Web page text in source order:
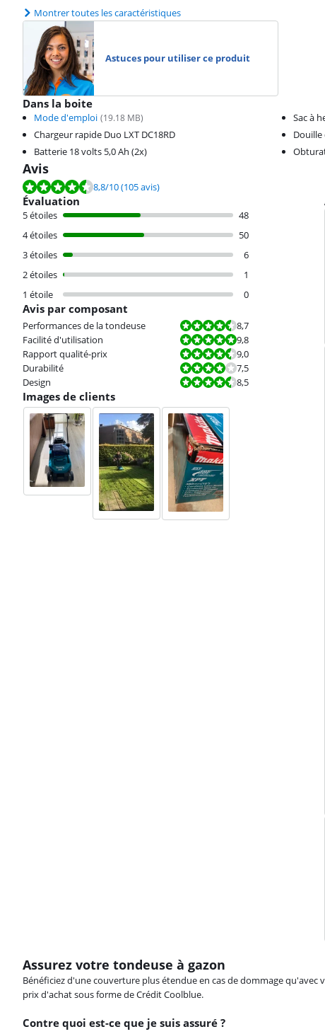
Montrer toutes les caractéristiques
Astuces pour utiliser ce produit
Dans la boite
Mode d'emploi (19.18 MB)
Chargeur rapide Duo LXT DC18RD
Batterie 18 volts 5,0 Ah (2x)
Sac à
Douille
Avis
La note est de 8,8 sur 10, basée sur 105 avis.
8,8/10(105 avis)
Évaluation
5 étoiles
48
4 étoiles
50
3 étoiles
6
2 étoiles
1
1 étoile
0
Avis par composant
Performances de la tondeuse
La note est 8,7 sur 10.
8,7
Facilité d'utilisation
La note est 9,8 sur 10.
9,8
Rapport qualité-prix
La note est 9,0 sur 10.
9,0
Durabilité
La note est 7,5 sur 10.
7,5
Design
La note est 8,5 sur 10. 8,5
Images de clients
Assurez votre tondeuse à gazon
Bénéficiez d'une couverture plus étendue en cas de dommage
prix d'achat sous forme de Crédit Coolblue.
Contre quoi est-ce que je suis assuré ?